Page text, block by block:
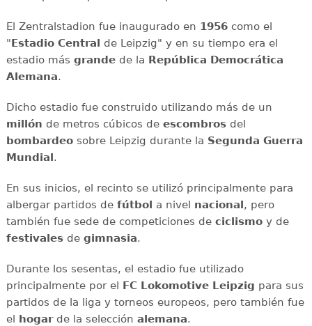
El Zentralstadion fue inaugurado en 1956como el
"Estadio Central de Leipzig" y en su tiempo era el
estadio más grandede la República Democrática
Alemana.
Dicho estadio fue construido utilizando más de un
millón de metros cúbicos de escombrosdel
bombardeosobre Leipzig durante la Segunda Guerra
Mundial.
En sus inicios, el recinto se utilizó principalmente para
albergar partidos de fútbol a nivel nacional, pero
también fue sede de competiciones de ciclismoy de
festivalesde gimnasia.
Durante los sesentas, el estadio fue utilizado
principalmente por el FC Lokomotive Leipzig para sus
partidos de la liga y torneos europeos, pero también fue
el hogarde la selección alemana.